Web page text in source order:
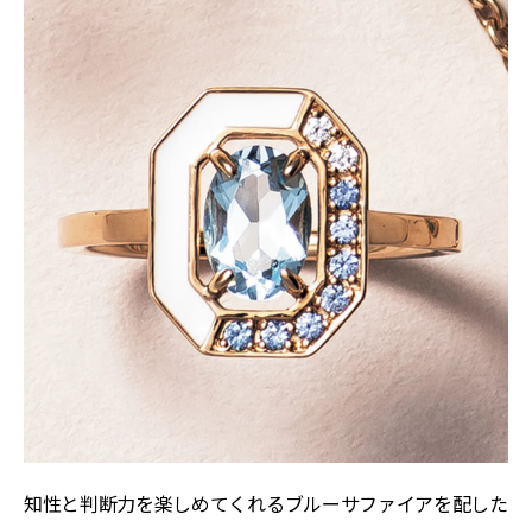
知性と判断力を楽しめてくれるブルーサファイアを配した